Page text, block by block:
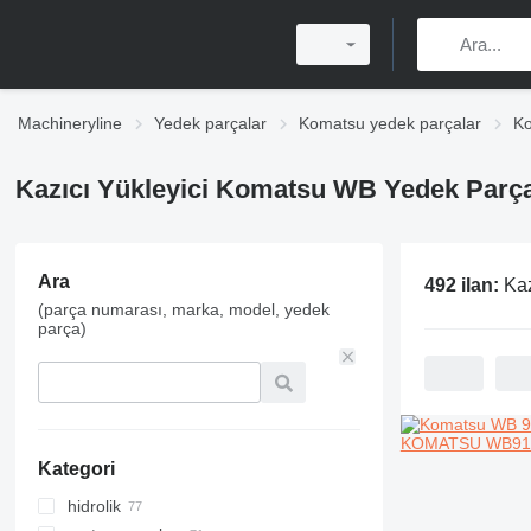
Machineryline Yedek parçalar Komatsu yedek parçalar
Kazıcı Yükleyici Komatsu WB Yedek
Ara
(parça numarası, marka, model, yedek
parça)
Kategori
hidrolik
492 ilan: